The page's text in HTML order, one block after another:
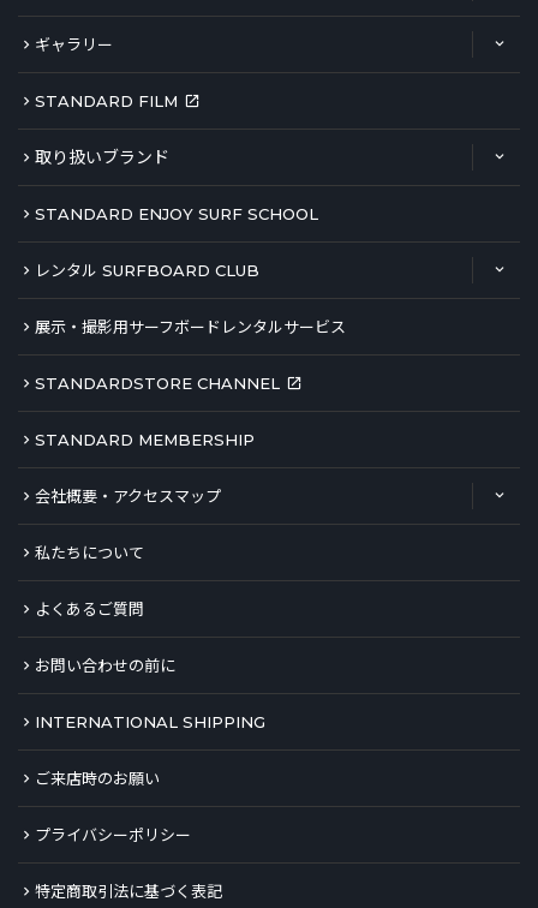
ギャラリー
STANDARD FILM
取り扱いブランド
STANDARD ENJOY SURF SCHOOL
レンタル SURFBOARD CLUB
展示・撮影用サーフボードレンタルサービス
STANDARDSTORE CHANNEL
STANDARD MEMBERSHIP
会社概要・アクセスマップ
私たちについて
よくあるご質問
お問い合わせの前に
INTERNATIONAL SHIPPING
ご来店時のお願い
プライバシーポリシー
特定商取引法に基づく表記